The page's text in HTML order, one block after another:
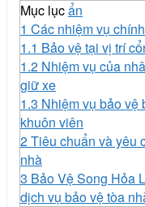
Mục lụcẩn
1 Các nhiệm vụ
1.1 Bảo vệ tại vị trí
1.2 Nhiệm vụ của
giữ xe
1.3 Nhiệm vụ bảo vệ
khuôn viên
2Tiêu chuẩn và yêu
nhà
3 Bảo Vệ Song Hỏa
dịch vụ bảo vệ tòa